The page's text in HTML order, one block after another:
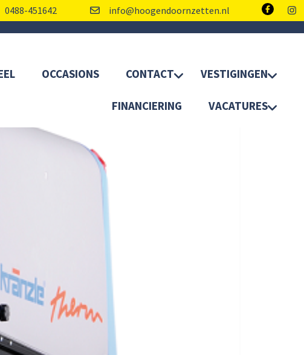
0488-451642 info@hoogendoornzetten.nl
OCCASIONS CONTACT VESTIGINGEN
FINANCIERING VACATURES